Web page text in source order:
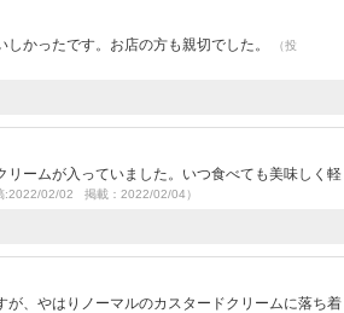
かったです。お店の方も親切でした。
（投
ームが入っていました。いつ食べても美味しく軽
:2022/02/02 掲載：2022/02/04）
、やはりノーマルのカスタードクリームに落ち着